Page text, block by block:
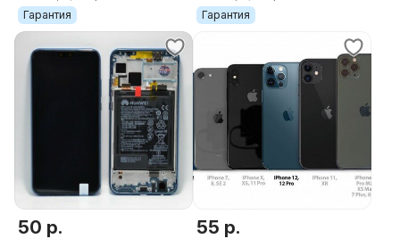
Гарантия
/15
Гарантия
50 р. 55 р.